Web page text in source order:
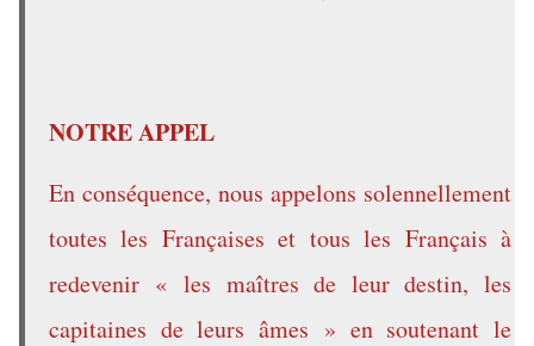
NOTRE APPEL
En conséquence, nous appelons solennellement
toutes les Françaises et tous les Français à
redevenir « les maîtres de leur destin, les
capitaines de leurs âmes » en soutenant le